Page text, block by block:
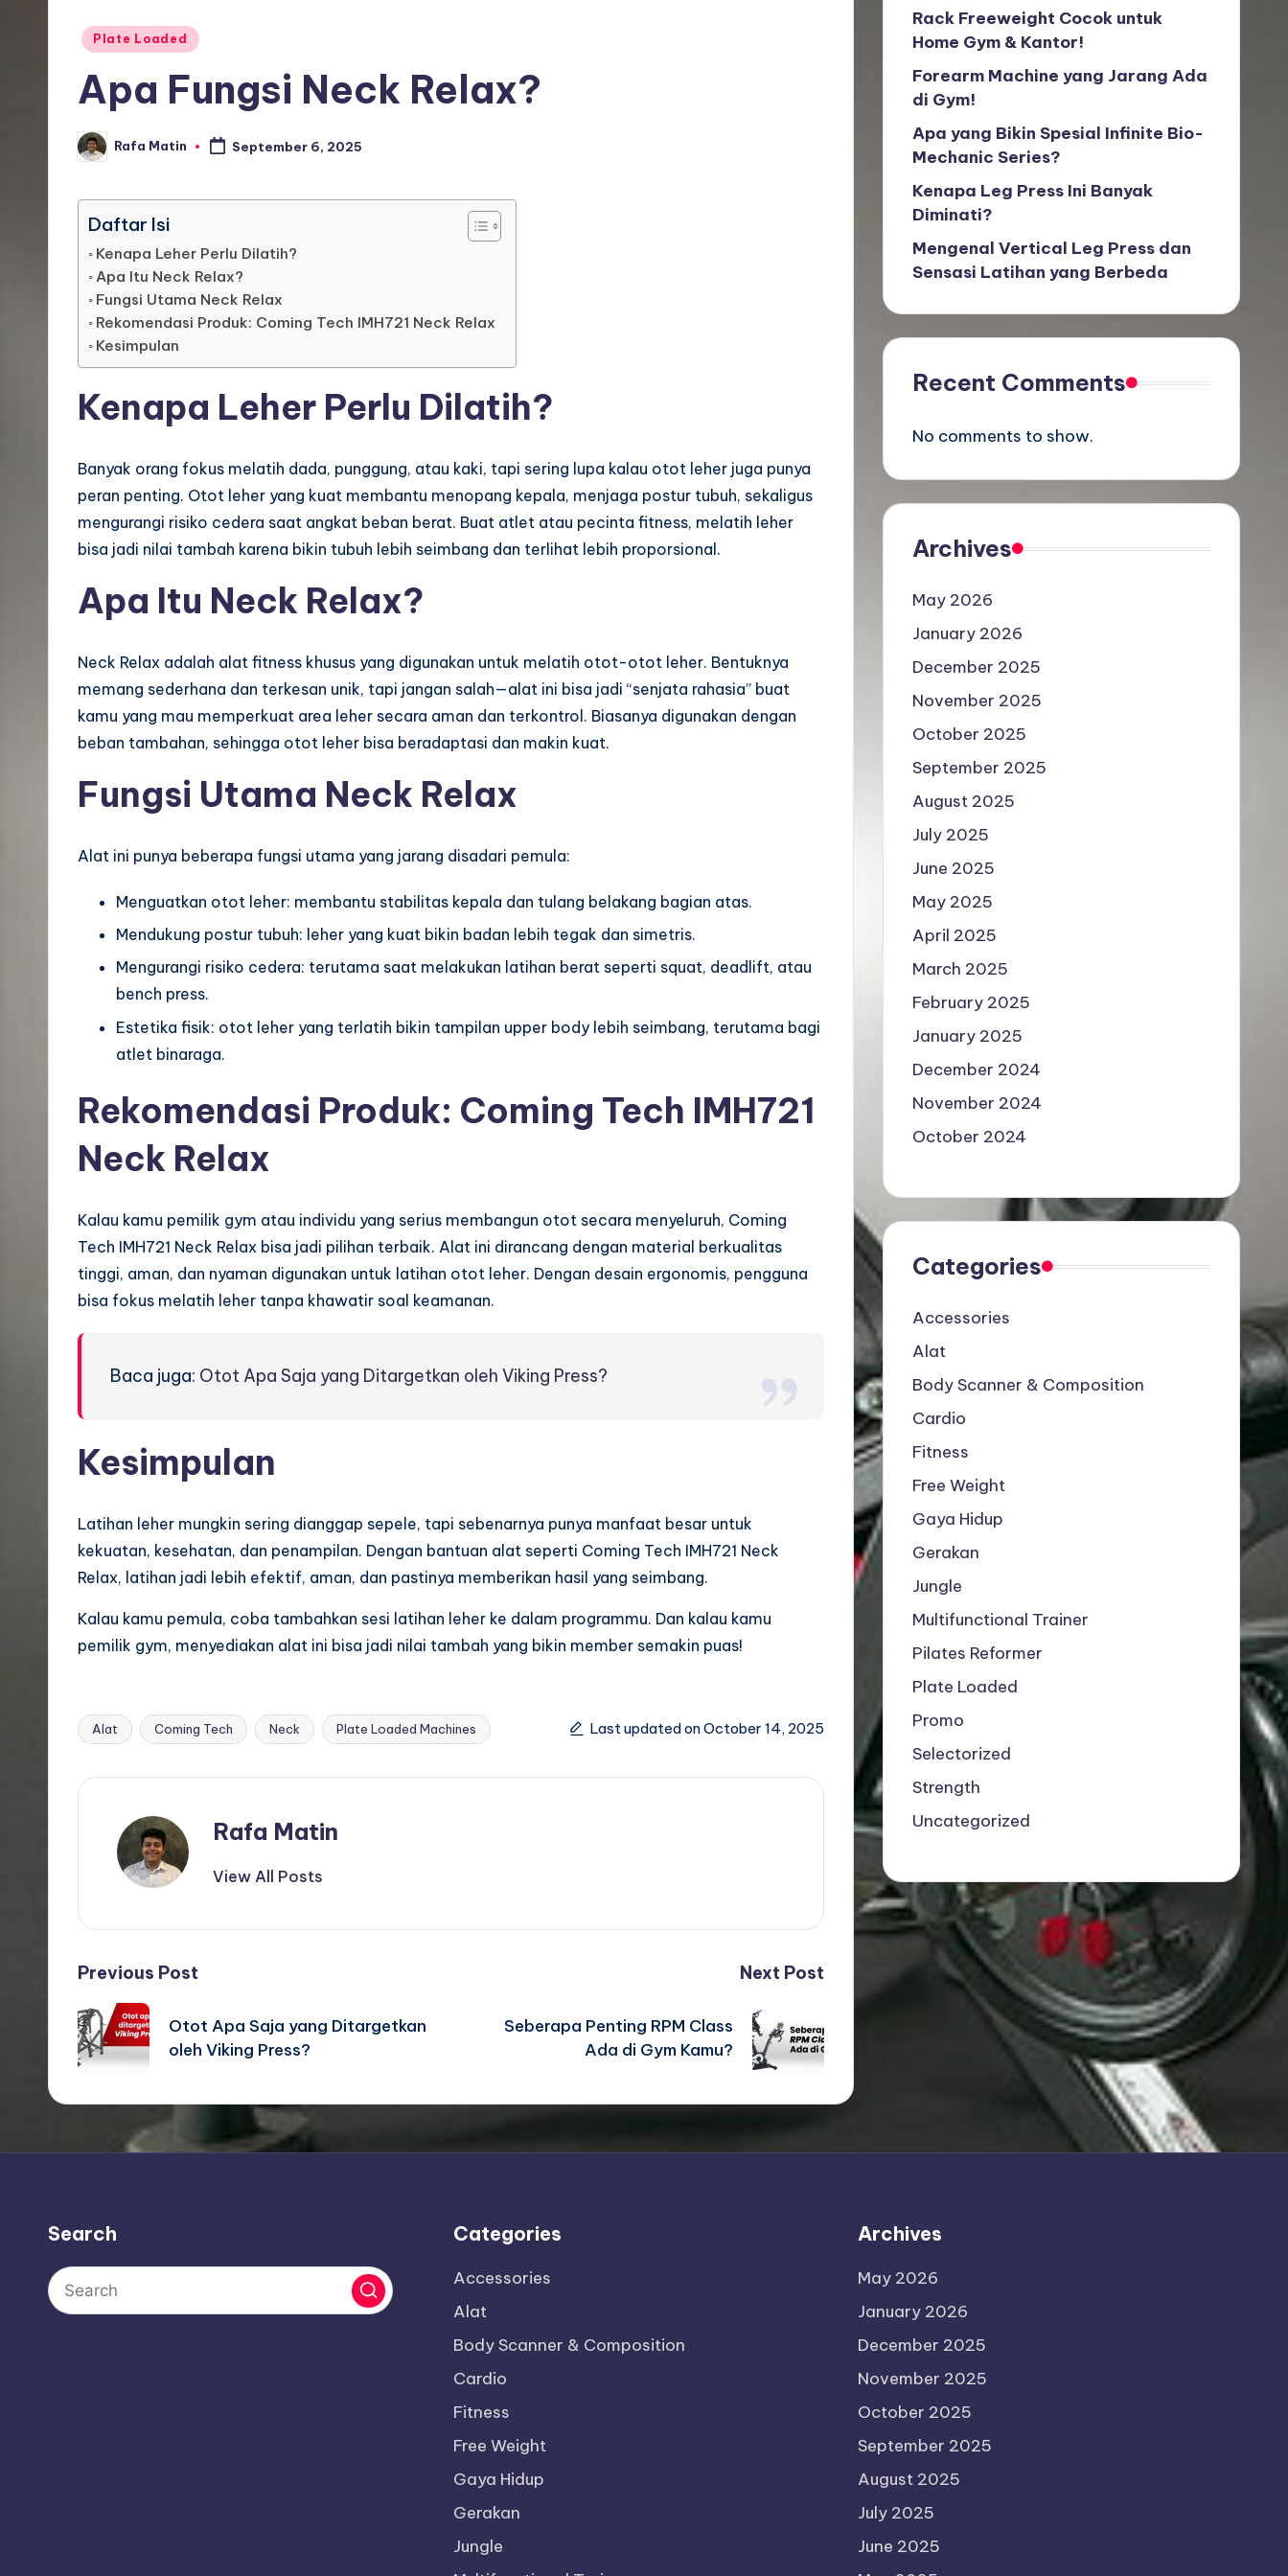
Posted
Plate Loaded
Apa Fungsi Neck Relax?
Posted
by
Rafa Matin September 6, 2025
Daftar Isi
Kenapa Leher Perlu Dilatih?
Apa Itu Neck Relax?
Fungsi Utama Neck Relax
Rekomendasi Produk: Coming Tech IMH721 Neck Relax
Kesimpulan
Kenapa Leher Perlu Dilatih?
Banyak orang fokus melatih dada, punggung, atau kaki, tapi sering lupa kalau otot leher juga punya
peran penting. Otot leher yang kuat membantu menopang kepala, menjaga postur tubuh, sekaligus
mengurangi risiko cedera saat angkat beban berat. Buat atlet atau pecinta fitness, melatih leher
bisa jadi nilai tambah karena bikin tubuh lebih seimbang dan terlihat lebih proporsional.
Apa Itu Neck Relax?
Neck Relax adalah alat fitness khusus yang digunakan untuk melatih otot-otot leher. Bentuknya
memang sederhana dan terkesan unik, tapi jangan salah—alat ini bisa jadi “senjata rahasia” buat
kamu yang mau memperkuat area leher secara aman dan terkontrol. Biasanya digunakan dengan
beban tambahan, sehingga otot leher bisa beradaptasi dan makin kuat.
Fungsi Utama Neck Relax
Alat ini punya beberapa fungsi utama yang jarang disadari pemula:
Menguatkan otot leher: membantu stabilitas kepala dan tulang belakang bagian atas.
Mendukung postur tubuh: leher yang kuat bikin badan lebih tegak dan simetris.
Mengurangi risiko cedera: terutama saat melakukan latihan berat seperti squat, deadlift, atau
bench press.
Estetika fisik: otot leher yang terlatih bikin tampilan upper body lebih seimbang, terutama bagi
atlet binaraga.
Rekomendasi Produk: Coming Tech IMH721
Neck Relax
Kalau kamu pemilik gym atau individu yang serius membangun otot secara menyeluruh, Coming
Tech IMH721 Neck Relax bisa jadi pilihan terbaik. Alat ini dirancang dengan material berkualitas
tinggi, aman, dan nyaman digunakan untuk latihan otot leher. Dengan desain ergonomis, pengguna
bisa fokus melatih leher tanpa khawatir soal keamanan.
Baca juga: Otot Apa Saja yang Ditargetkan oleh Viking Press?
Kesimpulan
Latihan leher mungkin sering dianggap sepele, tapi sebenarnya punya manfaat besar untuk
kekuatan, kesehatan, dan penampilan. Dengan bantuan alat seperti Coming Tech IMH721 Neck
Relax, latihan jadi lebih efektif, aman, dan pastinya memberikan hasil yang seimbang.
Kalau kamu pemula, coba tambahkan sesi latihan leher ke dalam programmu. Dan kalau kamu
pemilik gym, menyediakan alat ini bisa jadi nilai tambah yang bikin member semakin puas!
Tags:
Alat Coming Tech Neck Plate Loaded Machines Last updated on October 14, 2025
Rafa Matin
View All Posts
Post
navigation
Previous Post
Otot Apa Saja yang Ditargetkan
oleh Viking Press?
Next Post
Seberapa Penting RPM Class
Ada di Gym Kamu?
Rack Freeweight Cocok untuk
Home Gym & Kantor!
Forearm Machine yang Jarang Ada
di Gym!
Apa yang Bikin Spesial Infinite Bio-
Mechanic Series?
Kenapa Leg Press Ini Banyak
Diminati?
Mengenal Vertical Leg Press dan
Sensasi Latihan yang Berbeda
Recent Comments
No comments to show.
Archives
May 2026
January 2026
December 2025
November 2025
October 2025
September 2025
August 2025
July 2025
June 2025
May 2025
April 2025
March 2025
February 2025
January 2025
December 2024
November 2024
October 2024
Categories
Accessories
Alat
Body Scanner & Composition
Cardio
Fitness
Free Weight
Gaya Hidup
Gerakan
Jungle
Multifunctional Trainer
Pilates Reformer
Plate Loaded
Promo
Selectorized
Strength
Uncategorized
Search Categories
Accessories
Alat
Body Scanner & Composition
Cardio
Fitness
Free Weight
Gaya Hidup
Gerakan
Jungle
Archives
May 2026
January 2026
December 2025
November 2025
October 2025
September 2025
August 2025
July 2025
June 2025